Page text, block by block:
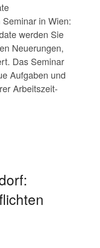
in Wien:
werden Sie
Neuerungen,
Das Seminar
Aufgaben und
Arbeitszeit-